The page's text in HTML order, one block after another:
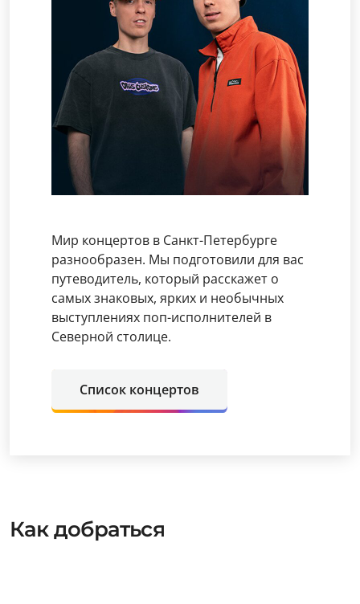
Мир концертов в Санкт-Петербурге
разнообразен. Мы подготовили для вас
путеводитель, который расскажет о
самых знаковых, ярких и необычных
выступлениях поп-исполнителей в
Северной столице.
Список концертов
Как добраться